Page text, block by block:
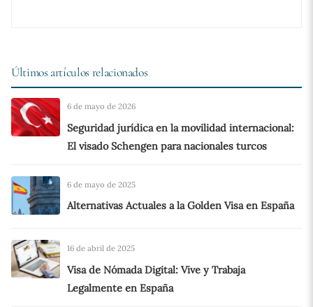
Últimos artículos relacionados
6 de mayo de 2026
Seguridad jurídica en la movilidad internacional:
El visado Schengen para nacionales turcos
6 de mayo de 2025
Alternativas Actuales a la Golden Visa en España
16 de abril de 2025
Visa de Nómada Digital: Vive y Trabaja
Legalmente en España